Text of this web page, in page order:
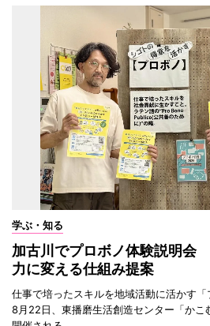
学ぶ・知る
加古川でプロボノ体験説明会
力に変える仕組み提案
仕事で培ったスキルを地域活動に活かす
8月22日、東播磨生活創造センター「かこ